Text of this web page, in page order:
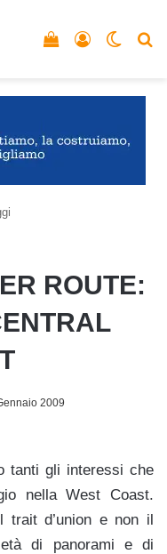
Accedi
Vedi il carrello
ROUTE:
2009
tanti gli interessi che
nella West Coast.
d’union e non il
di panorami e di